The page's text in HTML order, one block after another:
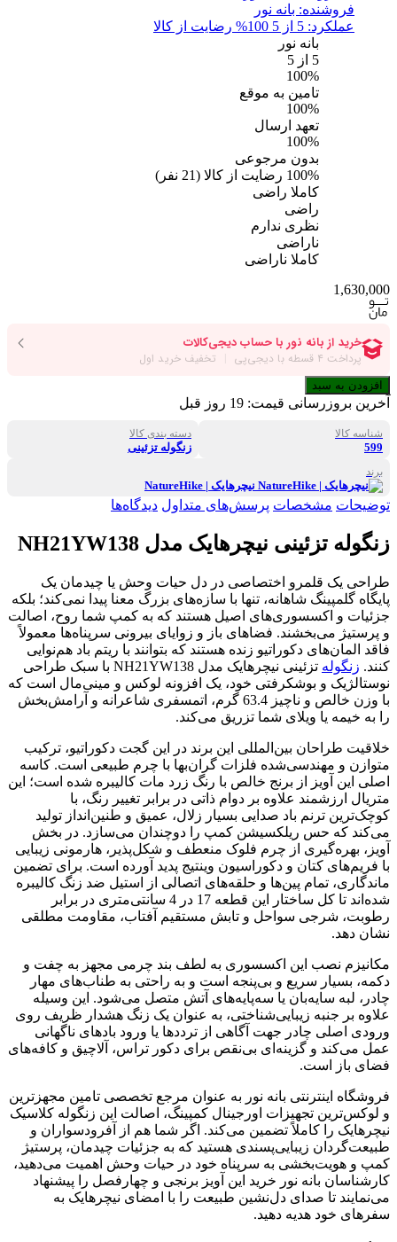
فروشنده: بانه نور
عملکرد: 5 از 5
100% رضایت از کالا
بانه نور
5 از 5
100%
تامین به موقع
100%
تعهد ارسال
100%
بدون مرجوعی
100% رضایت از کالا (
21 نفر)
کاملا راضی
راضی
نظری ندارم
ناراضی
کاملا ناراضی
1,630,000
افزودن به سبد
آخرین بروزرسانی قیمت: 19 روز قبل
شناسه کالا
599
دسته بندی کالا
زنگوله تزئینی
برند
نیچرهایک | NatureHike
توضیحات مشخصات پرسش‌های متداول دیدگاه‌ها
زنگوله تزئینی نیچرهایک مدل NH21YW138
طراحی یک قلمرو اختصاصی در دل حیات وحش یا چیدمان یک
پایگاه گلمپینگ شاهانه، تنها با سازه‌های بزرگ معنا پیدا نمی‌کند؛ بلکه
جزئیات و اکسسوری‌های اصیل هستند که به کمپ شما روح، اصالت
و پرستیژ می‌بخشند. فضاهای باز و زوایای بیرونی سرپناه‌ها معمولاً
فاقد المان‌های دکوراتیو زنده هستند که بتوانند با ریتم باد هم‌نوایی
کنند. زنگوله
تزئینی نیچرهایک مدل NH21YW138 با سبک طراحی
نوستالژیک و بوشکرفتی خود، یک افزونه لوکس و مینی‌مال است که
با وزن خالص و ناچیز 63.4 گرم، اتمسفری شاعرانه و آرامش‌بخش
را به خیمه یا ویلای شما تزریق می‌کند.
خلاقیت طراحان بین‌المللی این برند در این گجت دکوراتیو، ترکیب
متوازن و مهندسی‌شده فلزات گران‌بها با چرم طبیعی است. کاسه
اصلی این آویز از برنج خالص با رنگ زرد مات کالیبره شده است؛ این
متریال ارزشمند علاوه بر دوام ذاتی در برابر تغییر رنگ، با
کوچک‌ترین ترنم باد صدایی بسیار زلال، عمیق و طنین‌انداز تولید
می‌کند که حس ریلکسیشن کمپ را دوچندان می‌سازد. در بخش
آویز، بهره‌گیری از چرم فلوک منعطف و شکل‌پذیر، هارمونی زیبایی
با فریم‌های کتان و دکوراسیون وینتیج پدید آورده است. برای تضمین
ماندگاری، تمام پین‌ها و حلقه‌های اتصالی از استیل ضد زنگ کالیبره
شده‌اند تا کل ساختار این قطعه 17 در 4 سانتی‌متری در برابر
رطوبت، شرجی سواحل و تابش مستقیم آفتاب، مقاومت مطلقی
نشان دهد.
مکانیزم نصب این اکسسوری به لطف بند چرمی مجهز به چفت و
دکمه، بسیار سریع و بی‌پنجه است و به راحتی به طناب‌های مهار
چادر، لبه سایه‌بان یا سه‌پایه‌های آتش متصل می‌شود. این وسیله
علاوه بر جنبه زیبایی‌شناختی، به عنوان یک زنگ هشدار ظریف روی
ورودی اصلی چادر جهت آگاهی از ترددها یا ورود بادهای ناگهانی
عمل می‌کند و گزینه‌ای بی‌نقص برای دکور تراس، آلاچیق و کافه‌های
فضای باز است.
فروشگاه اینترنتی بانه نور به عنوان مرجع تخصصی تامین مجهزترین
و لوکس‌ترین تجهیزات اورجینال کمپینگ، اصالت این زنگوله کلاسیک
نیچرهایک را کاملاً تضمین می‌کند. اگر شما هم از آفرودسواران و
طبیعت‌گردان زیبایی‌پسندی هستید که به جزئیات چیدمان، پرستیژ
کمپ و هویت‌بخشی به سرپناه خود در حیات وحش اهمیت می‌دهید،
کارشناسان بانه نور خرید این آویز برنجی و چهارفصل را پیشنهاد
می‌نمایند تا صدای دل‌نشین طبیعت را با امضای نیچرهایک به
سفرهای خود هدیه دهید.